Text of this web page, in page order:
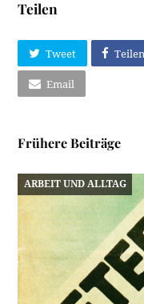
Teilen
Tweet Teilen
Email
Frühere Beiträge
ARBEIT UND ALLTAG